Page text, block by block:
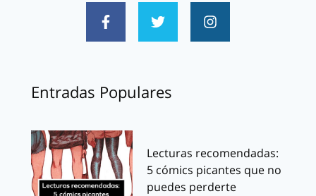
Entradas Populares
Lecturas recomendadas:
5 cómics picantes que no
puedes perderte